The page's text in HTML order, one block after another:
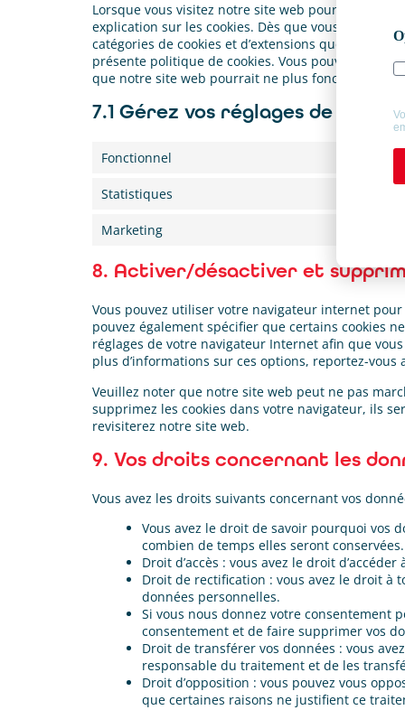
Lorsque vous visitez notre site web pour la
explication sur les cookies. Dès que vous cliquez
catégories de cookies et d’extensions que vous
présente politique de cookies. Vous pouvez
que notre site web pourrait ne plus fonctionner
7.1 Gérez vos réglages de
Fonctionnel
Statistiques
Marketing
8. Activer/désactiver et
Vous pouvez utiliser votre navigateur internet
pouvez également spécifier que certains cookies
réglages de votre navigateur Internet afin que
plus d’informations sur ces options, reportez-
Veuillez noter que notre site web peut ne pas
supprimez les cookies dans votre navigateur, ils
revisiterez notre site web.
9. Vos droits concernant les
Vous avez les droits suivants concernant vos
Vous avez le droit de savoir pourquoi vos
combien de temps elles seront conservées.
Droit d’accès : vous avez le droit
Droit de rectification : vous avez le droit
données personnelles.
Si vous nous donnez votre consentement
consentement et de faire supprimer vos
Droit de transférer vos données : vous
responsable du traitement et de les
Droit d’opposition : vous pouvez vous
que certaines raisons ne justifient ce